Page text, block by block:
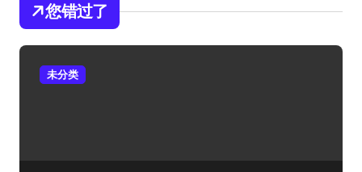
您错过了
未分类